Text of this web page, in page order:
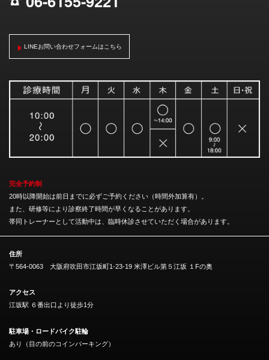
LINEお問い合わせフォームはこちら
完全予約制
20時以降開始は前日までに必ずご予約ください（時間外加算有）。
また、研修等により診察終了時間が早くなることがあります。
帯同トレーナーとして活動中は、臨時休診させていただく場合があります。
住所
〒564-0063 大阪府吹田市江坂町1-23-19 米澤ビル第５江坂 １Fの奥
アクセス
江坂駅 ６番出口より徒歩1分
駐車場・ロードバイク駐輪
あり（目の前のコインパーキング）